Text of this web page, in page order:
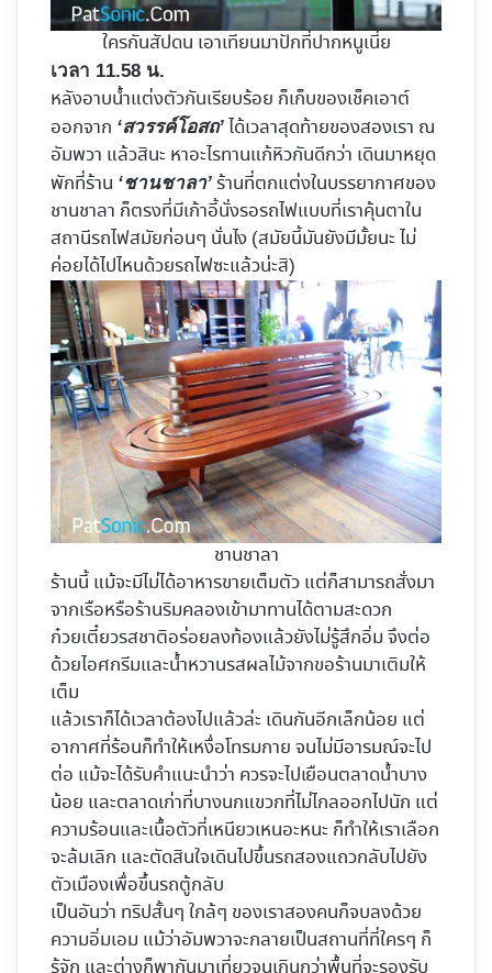
ใครกันสัปดน เอาเทียนมาปักที่ปากหนูเนี่ย
เวลา 11.58 น.
หลังอาบน้ำแต่งตัวกันเรียบร้อย ก็เก็บของเช็คเอาต์
ออกจาก ‘สวรรค์โอสถ’ ได้เวลาสุดท้ายของสองเรา ณ
อัมพวา แล้วสินะ หาอะไรทานแก้หิวกันดีกว่า เดินมาหยุด
พักที่ร้าน ‘ชานชาลา’ ร้านที่ตกแต่งในบรรยากาศของ
ชานชาลา ก็ตรงที่มีเก้าอี้นั่งรอรถไฟแบบที่เราคุ้นตาใน
สถานีรถไฟสมัยก่อนๆ นั่นไง (สมัยนี้มันยังมีมั้ยนะ ไม่
ค่อยได้ไปไหนด้วยรถไฟซะแล้วน่ะสิ)
ชานชาลา
ร้านนี้ แม้จะมีไม่ได้อาหารขายเต็มตัว แต่ก็สามารถสั่งมา
จากเรือหรือร้านริมคลองเข้ามาทานได้ตามสะดวก
ก๋วยเตี๋ยวรสชาติอร่อยลงท้องแล้วยังไม่รู้สึกอิ่ม จึงต่อ
ด้วยไอศกรีมและน้ำหวานรสผลไม้จากขอร้านมาเติมให้
เต็ม
แล้วเราก็ได้เวลาต้องไปแล้วล่ะ เดินกันอีกเล็กน้อย แต่
อากาศที่ร้อนก็ทำให้เหงื่อโทรมกาย จนไม่มีอารมณ์จะไป
ต่อ แม้จะได้รับคำแนะนำว่า ควรจะไปเยือนตลาดน้ำบาง
น้อย และตลาดเก่าที่บางนกแขวกที่ไม่ไกลออกไปนัก แต่
ความร้อนและเนื้อตัวที่เหนียวเหนอะหนะ ก็ทำให้เราเลือก
จะล้มเลิก และตัดสินใจเดินไปขึ้นรถสองแถวกลับไปยัง
ตัวเมืองเพื่อขึ้นรถตู้กลับ
เป็นอันว่า ทริปสั้นๆ ใกล้ๆ ของเราสองคนก็จบลงด้วย
ความอิ่มเอม แม้ว่าอัมพวาจะกลายเป็นสถานที่ที่ใครๆ ก็